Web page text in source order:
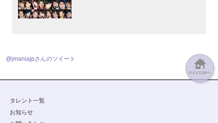
@jmaniajpさんのツイート
タレント一覧
お知らせ